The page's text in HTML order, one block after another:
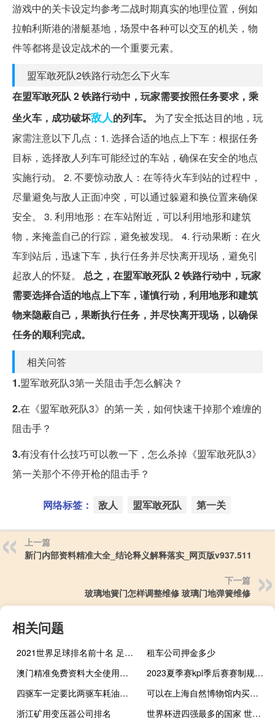
游戏中的关卡设定均参考二战时期真实的地理位置，例如
拉帕利斯港的潜艇基地，场景中各种可以交互的机关，物
件等都将是设定战术的一个重要元素。
盟军敢死队2铁路行动怎么下火车
在盟军敢死队 2 铁路行动中，玩家需要按照任务要求，乘
坐火车，成功破坏敌人的列车。
为了安全抵达目的地，玩
家需注意以下几点：1. 选择合适的地点上下车：根据任务
目标，选择敌人列车可能经过的车站，确保在安全的地点
实施行动。 2. 不要惊动敌人：在等待火车到站的过程中，
尽量避免与敌人正面冲突，可以通过躲避和换位置来确保
安全。 3. 利用地形：在车站附近，可以利用地形和建筑
物，来掩盖自己的行踪，避免被发现。 4. 行动果断：在火
车到站后，迅速下车，执行任务并尽快离开现场，避免引
起敌人的怀疑。 总之，在盟军敢死队 2 铁路行动中，玩家
需要选择合适的地点上下车，谨慎行动，利用地形和建筑
物来隐蔽自己，果断执行任务，并尽快离开现场，以确保
任务的顺利完成。
相关问答
1.盟军敢死队3第一关阻击手怎么解决？
2.在《盟军敢死队3》的第一关，如何快速干掉那个难缠的
阻击手？
3.有没有什么技巧可以教一下，怎么杀掉《盟军敢死队3》
第一关那个不停开枪的阻击手？
网络标签： 敌人 盟军敢死队 第一关
上一篇
新门内部资料精准大全_结论释义解释落实_网页版v937.511
下一篇
玻璃地簧门怎样调整维修 玻璃门地弹簧维修
相关问题
2021世界足球排名前十名 足球俱乐部世界排名
租车公司押金多少
澳门精准免费资料大全使用方法_智能AI深度解析_百度大脑版A12.31.980
2023夏季赛kpl季后赛赛制规则详解 nba季后赛附加赛规则
四驱车一定要比两驱车耗油吗 最省油的四驱越野车
可以在上海自然博物馆内买四维电影票吗 上海电影博物馆攻略
浙江矿用变压器公司排名
世界杯进四强最多的国家 世界杯4强全部出炉